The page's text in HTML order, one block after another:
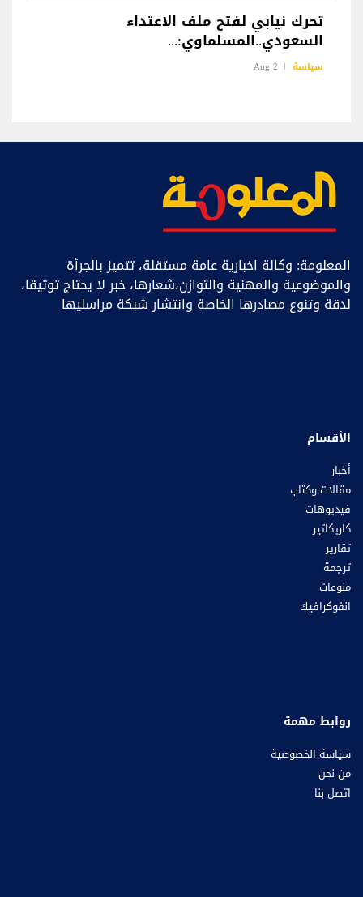
تحرك نيابي لفتح ملف الاعتداء
السعودي..المسلماوي:...
سياسة 2 Aug
المعلومة: وكالة اخبارية عامة مستقلة، تتميز بالجرأة
والموضوعية والمهنية والتوازن،شعارها، خبر ﻻ يحتاج توثيقا،
لدقة وتنوع مصادرها الخاصة وانتشار شبكة مراسليها
الأقسام
أخبار
مقالات وكتاب
فيديوهات
كاريكاتير
تقارير
ترجمة
منوعات
انفوكرافيك
روابط مهمة
سياسة الخصوصية
من نحن
اتصل بنا